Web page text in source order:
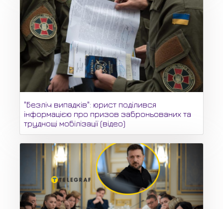
"Безліч випадків": юрист поділився
інформацією про призов заброньованих та
труднощі мобілізації (відео)